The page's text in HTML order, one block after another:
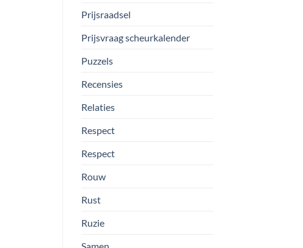
Prijsraadsel
Prijsvraag scheurkalender
Puzzels
Recensies
Relaties
Respect
Respect
Rouw
Rust
Ruzie